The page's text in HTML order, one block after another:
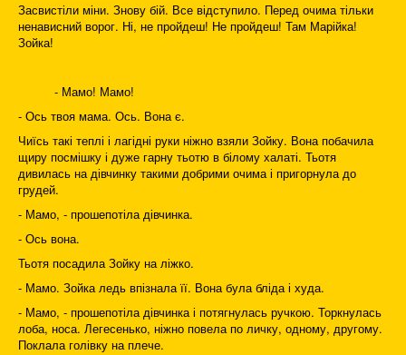
Засвистіли міни. Знову бій. Все відступило. Перед очима тільки
ненависний ворог. Ні, не пройдеш! Не пройдеш! Там Марійка!
Зойка!
- Мамо! Мамо!
- Ось твоя мама. Ось. Вона є.
Чиїсь такі теплі і лагідні руки ніжно взяли Зойку. Вона побачила
щиру посмішку і дуже гарну тьотю в білому халаті. Тьотя
дивилась на дівчинку такими добрими очима і пригорнула до
грудей.
- Мамо, - прошепотіла дівчинка.
- Ось вона.
Тьотя посадила Зойку на ліжко.
- Мамо. Зойка ледь впізнала її. Вона була бліда і худа.
- Мамо, - прошепотіла дівчинка і потягнулась ручкою. Торкнулась
лоба, носа. Легесенько, ніжно повела по личку, одному, другому.
Поклала голівку на плече.